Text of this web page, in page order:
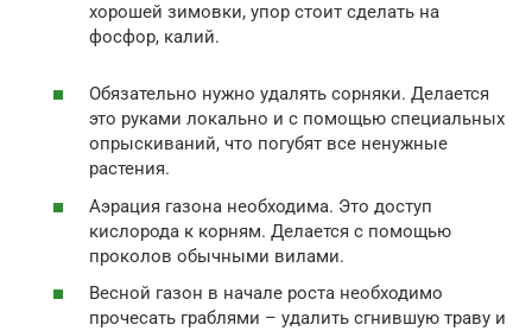
хорошей зимовки, упор стоит сделать на
фосфор, калий.
Обязательно нужно удалять сорняки. Делается
это руками локально и с помощью специальных
опрыскиваний, что погубят все ненужные
растения.
Аэрация газона необходима. Это доступ
кислорода к корням. Делается с помощью
проколов обычными вилами.
Весной газон в начале роста необходимо
прочесать граблями – удалить сгнившую траву и